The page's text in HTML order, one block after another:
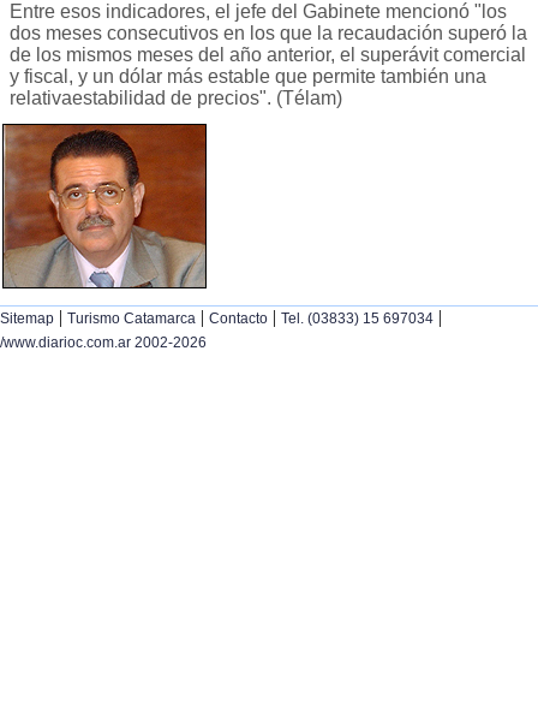
Entre esos indicadores, el jefe del Gabinete mencionó "los
dos meses consecutivos en los que la recaudación superó la
de los mismos meses del año anterior, el superávit comercial
y fiscal, y un dólar más estable que permite también una
relativaestabilidad de precios". (Télam)
Sitemap | Turismo Catamarca | Contacto | Tel. (03833) 15 697034 |
/www.diarioc.com.ar 2002-2026